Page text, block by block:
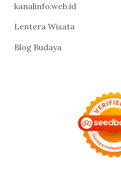
kanalinfo.web.id
Lentera Wisata
Blog Budaya